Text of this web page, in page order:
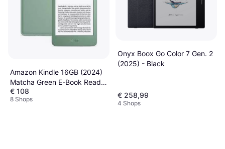
Amazon Kindle 16GB (2024)
Matcha Green E-Book Reader
mit Werbung
€ 108
8 Shops
Onyx Boox Go Color 7 Gen. 2
(2025) - Black
€ 258,99
4 Shops